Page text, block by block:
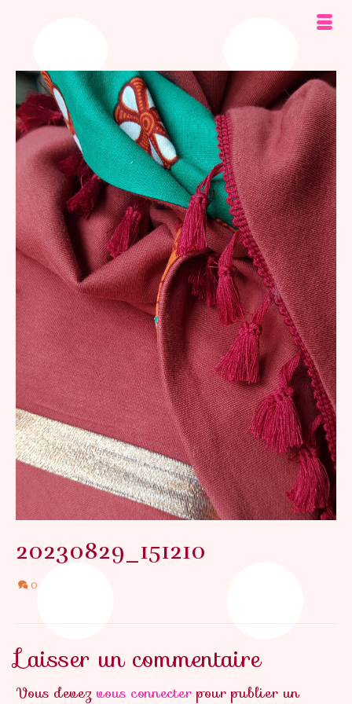
20230829_151210
0
Laisser un commentaire
Vous devez vous connecter pour publier un